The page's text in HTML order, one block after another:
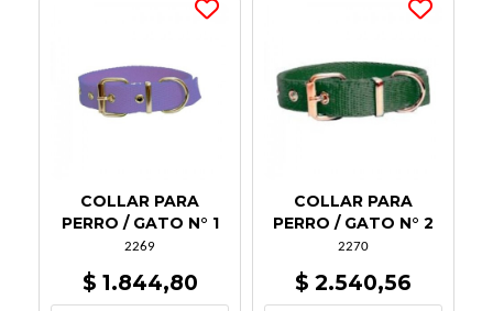
COLLAR PARA
PERRO / GATO N° 1
2269
$ 1.844,80
COLLAR PARA
PERRO / GATO N° 2
2270
$ 2.540,56